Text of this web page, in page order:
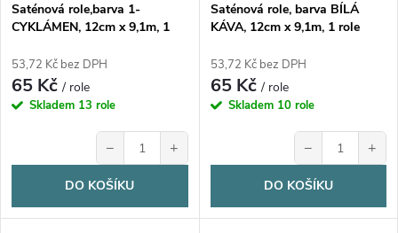
Saténová role,barva 1-
CYKLÁMEN, 12cm x 9,1m, 1
53,72 Kč bez DPH
65 Kč/ role
Skladem 13 role
− +
DO KOŠÍKU
Saténová role, barva BÍLÁ
KÁVA, 12cm x 9,1m, 1 role
53,72 Kč bez DPH
65 Kč/ role
Skladem 10 role
− +
DO KOŠÍKU